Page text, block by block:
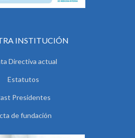
INSTITUCIÓN
Directiva actual
Estatutos
Presidentes
de fundación